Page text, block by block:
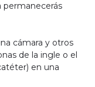
permanecerás
cámara y otros
de la ingle o el
en una